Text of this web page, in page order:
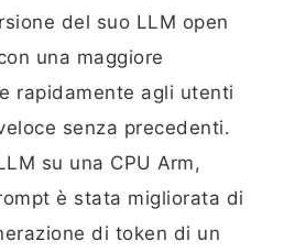
del suo LLM open
una maggiore
rapidamente agli utenti
senza precedenti.
su una CPU Arm,
è stata migliorata di
di token di un